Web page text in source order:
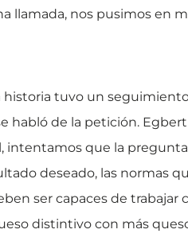
llamada, nos pusimos en
tuvo un
habló de la petición.
intentamos que la
deseado, las normas
ser capaces de trabajar
distintivo con más